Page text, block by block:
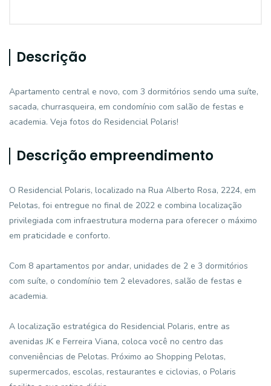
Descrição
Apartamento central e novo, com 3 dormitórios sendo uma suíte,
sacada, churrasqueira, em condomínio com salão de festas e
academia. Veja fotos do Residencial Polaris!
Descrição empreendimento
O Residencial Polaris, localizado na Rua Alberto Rosa, 2224, em
Pelotas, foi entregue no final de 2022 e combina localização
privilegiada com infraestrutura moderna para oferecer o máximo
em praticidade e conforto.
Com 8 apartamentos por andar, unidades de 2 e 3 dormitórios
com suíte, o condomínio tem 2 elevadores, salão de festas e
academia.
A localização estratégica do Residencial Polaris, entre as
avenidas JK e Ferreira Viana, coloca você no centro das
conveniências de Pelotas. Próximo ao Shopping Pelotas,
supermercados, escolas, restaurantes e ciclovias, o Polaris